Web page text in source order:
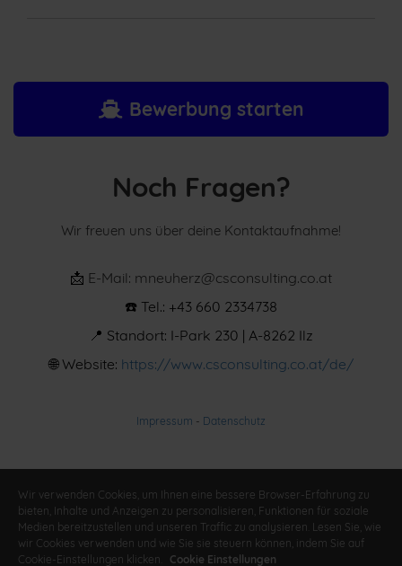
Bewerbung starten
Noch Fragen?
Wir freuen uns über deine Kontaktaufnahme!
📩 E-Mail: mneuherz@csconsulting.co.at
☎️ Tel.: +43 660 2334738
📍 Standort: I-Park 230 | A-8262 Ilz
🌐Website: https://www.csconsulting.co.at/de/
Impressum - Datenschutz
Wir verwenden Cookies, um Ihnen eine bessere Browser-Erfahrung zu
bieten, Inhalte und Anzeigen zu personalisieren, Funktionen für soziale
Medien bereitzustellen und unseren Traffic zu analysieren. Lesen Sie, wie
wir Cookies verwenden und wie Sie sie steuern können, indem Sie auf
Cookie-Einstellungen klicken.
Cookie Einstellungen